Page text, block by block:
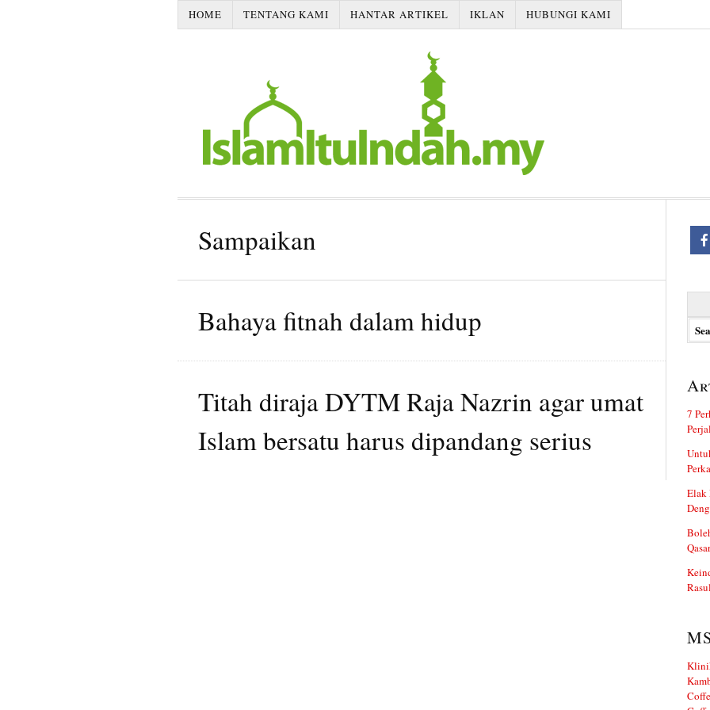
HOME TENTANG KAMI HANTAR ARTIKEL IKLAN HUBUNGI KAMI
Sampaikan
Bahaya fitnah dalam hidup
Titah diraja DYTM Raja Nazrin agar umat
Islam bersatu harus dipandang serius
7
Elak